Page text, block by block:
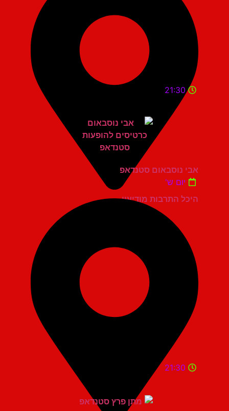
היכל התרבות מודיעין
21:30
אבי נוסבאום סטנדאפ
יום ש'
21:30